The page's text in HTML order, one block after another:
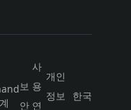
보
안
사
용
연
개인
정보
한국어